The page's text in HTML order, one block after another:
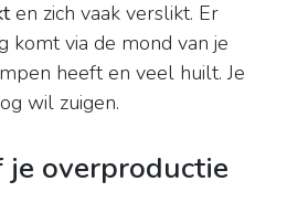
en zich vaak verslikt. Er
komt via de mond van je
heeft en veel huilt. Je
wil zuigen.
je overproductie